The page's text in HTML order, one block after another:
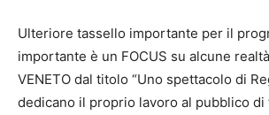
Ulteriore tassello importante per il
importante è un FOCUS su alcune
VENETO dal titolo “Uno spettacolo di
dedicano il proprio lavoro al pubblico di